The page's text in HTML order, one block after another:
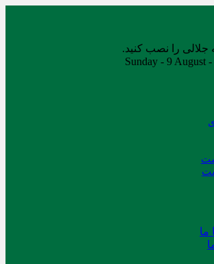
جلالی را نصب کنید.
ما